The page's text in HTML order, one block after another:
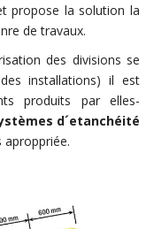
propose la solution la
de travaux.
des divisions se
installations) il est
produits par elles-
d´etanchéité